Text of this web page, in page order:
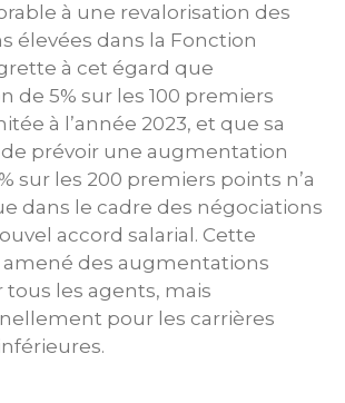
à une revalorisation des
élevées dans la Fonction
à cet égard que
de 5% sur les 100 premiers
à l’année 2023, et que sa
prévoir une augmentation
sur les 200 premiers points n’a
dans le cadre des négociations
accord salarial. Cette
des augmentations
tous les agents, mais
pour les carrières